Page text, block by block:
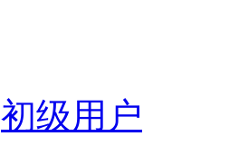
初级用户